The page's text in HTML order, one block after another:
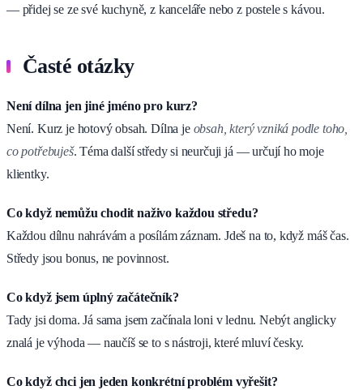
— přidej se ze své kuchyně, z kanceláře nebo z postele s kávou.
Časté otázky
Není dílna jen jiné jméno pro kurz?
Není. Kurz je hotový obsah. Dílna je obsah, který vzniká podle toho,
co potřebuješ. Téma další středy si neurčuji já — určují ho moje
klientky.
Co když nemůžu chodit naživo každou středu?
Každou dílnu nahrávám a posílám záznam. Jdeš na to, když máš čas.
Středy jsou bonus, ne povinnost.
Co když jsem úplný začátečník?
Tady jsi doma. Já sama jsem začínala loni v lednu. Nebýt anglicky
znalá je výhoda — naučíš se to s nástroji, které mluví česky.
Co když chci jen jeden konkrétní problém vyřešit?